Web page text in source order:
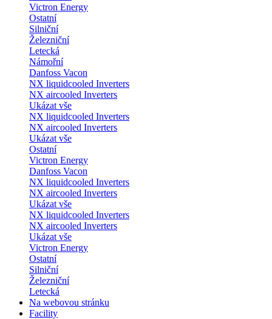
Victron Energy
Ostatní
Silniční
Železniční
Letecká
Námořní
Danfoss Vacon
NX liquidcooled Inverters
NX aircooled Inverters
Ukázat vše
NX liquidcooled Inverters
NX aircooled Inverters
Ukázat vše
Ostatní
Victron Energy
Danfoss Vacon
NX liquidcooled Inverters
NX aircooled Inverters
Ukázat vše
NX liquidcooled Inverters
NX aircooled Inverters
Ukázat vše
Victron Energy
Ostatní
Silniční
Železniční
Letecká
Na webovou stránku
Facility